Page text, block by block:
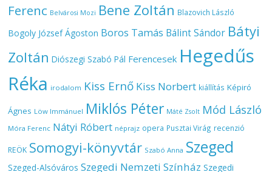
Ferenc Belvárosi Mozi Bene Zoltán Blazovich László
Bogoly József Ágoston Boros Tamás Bálint Sándor Bátyi
Zoltán Diószegi Szabó Pál Ferencesek Hegedűs
Réka irodalom Kiss Ernő Kiss Norbert kiállítás Képiró
Ágnes Löw Immánuel Miklós Péter Máté Zsolt Mód László
Móra Ferenc Nátyi Róbert néprajz opera Pusztai Virág recenzió
REÖK Somogyi-könyvtár Szabó Anna Szeged
Szeged-Alsóváros Szegedi Nemzeti Színház Szegedi